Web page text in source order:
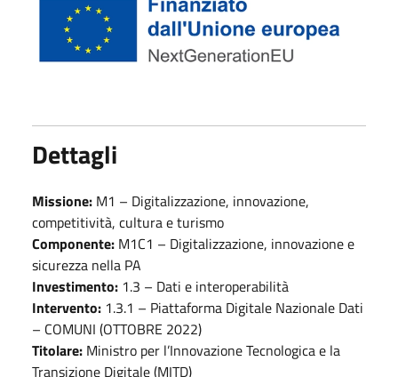
Dettagli
Missione: M1 – Digitalizzazione, innovazione,
competitività, cultura e turismo
Componente: M1C1 – Digitalizzazione, innovazione e
sicurezza nella PA
Investimento: 1.3 – Dati e interoperabilità
Intervento: 1.3.1 – Piattaforma Digitale Nazionale Dati
– COMUNI (OTTOBRE 2022)
Titolare: Ministro per l’Innovazione Tecnologica e la
Transizione Digitale (MITD)